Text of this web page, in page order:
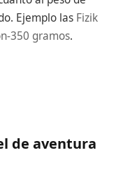
Ejemplo las Fizik
350 gramos.
de aventura